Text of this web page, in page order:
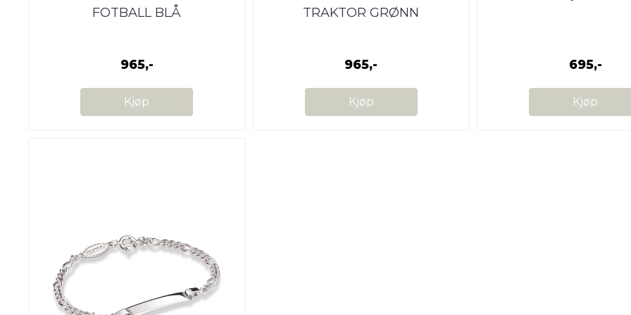
FOTBALL BLÅ
965,-
Kjøp
TRAKTOR GRØNN
965,-
Kjøp
695,-
Kjøp